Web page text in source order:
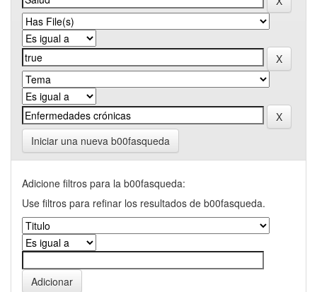
Iniciar una nueva b00fasqueda
Adicione filtros para la b00fasqueda:
Use filtros para refinar los resultados de b00fasqueda.